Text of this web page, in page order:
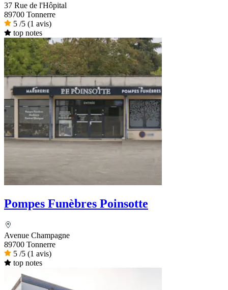
37 Rue de l'Hôpital
89700 Tonnerre
5 /5 (1 avis)
top notes
Pompes Funèbres Poinsotte
Avenue Champagne
89700 Tonnerre
5 /5 (1 avis)
top notes